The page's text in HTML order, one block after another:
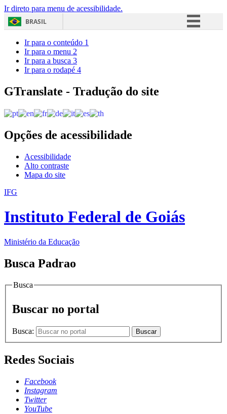
Ir direto para menu de acessibilidade.
BRASIL
Acesso à informação
Ir para o conteúdo 1
Ir para o menu 2
Ir para a busca 3
Ir para o rodapé 4
GTranslate - Tradução do site
Opções de acessibilidade
Acessibilidade
Alto contraste
Mapa do site
IFG
Instituto Federal de Goiás
Ministério da Educação
Busca Padrao
Busca
Buscar no portal
Busca: Buscar
Redes Sociais
Facebook
Instagram
Twitter
YouTube